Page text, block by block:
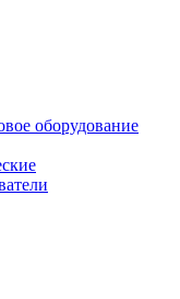
оборудование